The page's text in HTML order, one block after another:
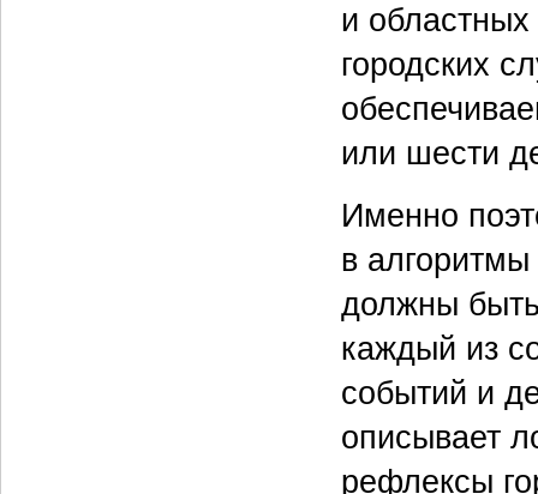
и
городских
или шести
Именно
в
должны
каждый из
событий и
описывает
рефлексы